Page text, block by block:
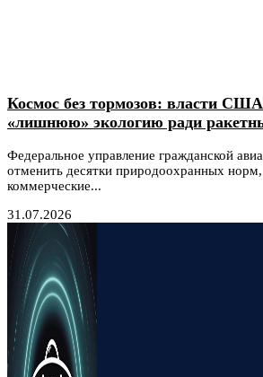
Космос без тормозов: власти США
«лишнюю» экологию ради
Федеральное управление гражданской
отменить десятки природоохранных
коммерческие...
31.07.2026